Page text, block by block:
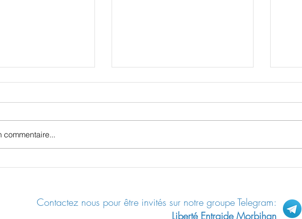
des Vaccins
Le “shedding”: contamination des
Les
commentaire...
Contactez nous pour être invités sur notre groupe Telegram:
Liberté Entraide Morbihan